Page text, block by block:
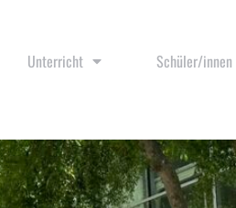
Unterricht Schüler/innen